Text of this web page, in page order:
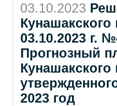
03.10.2023
03.10.2023 г.
Прогнозный
2023 год